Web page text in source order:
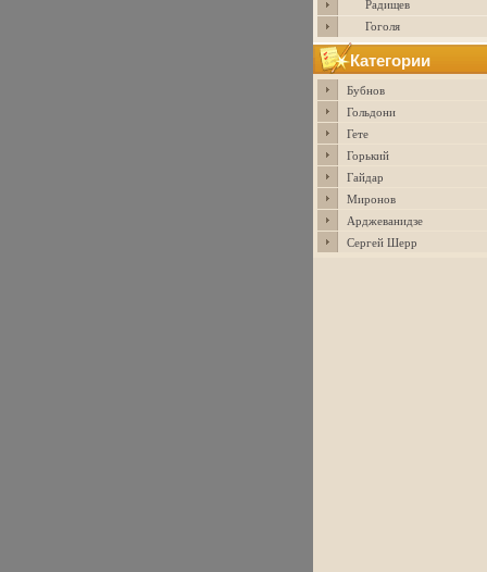
Радищев
Гоголя
Категории
Бубнов
Гольдони
Гете
Горький
Гайдар
Миронов
Арджеванидзе
Сергей Шерр